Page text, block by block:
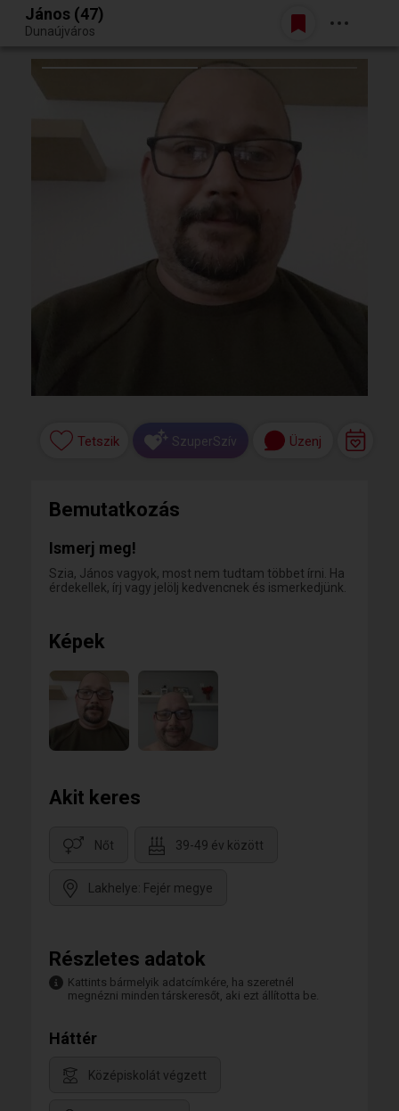
Egy jó randiból bármi lehet.
Belépés
János (47)
Dunaújváros
Tetszik SzuperSzív Üzenj
Bemutatkozás
Ismerj meg!
Szia, János vagyok, most nem tudtam többet írni. Ha
érdekellek, írj vagy jelölj kedvencnek és ismerkedjünk.
Képek
Akit keres
Nőt 39-49 év között
Lakhelye: Fejér megye
Részletes adatok
Kattints bármelyik adatcímkére, ha szeretnél
megnézni minden társkeresőt, aki ezt állította be.
Háttér
Középiskolát végzett